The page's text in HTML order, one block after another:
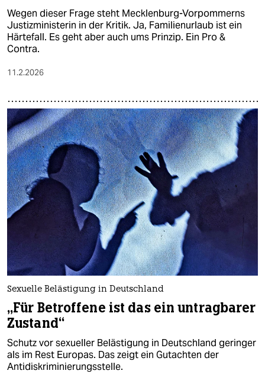
Wegen dieser Frage steht Mecklenburg-Vorpommerns
Justizministerin in der Kritik. Ja, Familienurlaub ist ein
Härtefall. Es geht aber auch ums Prinzip. Ein Pro &
Contra.
11.2.2026
Sexuelle Belästigung in Deutschland
„Für Betroffene ist das ein untragbarer
Zustand“
Schutz vor sexueller Belästigung in Deutschland geringer
als im Rest Europas. Das zeigt ein Gutachten der
Antidiskriminierungsstelle.